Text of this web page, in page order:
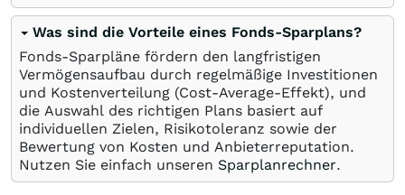
Was sind die Vorteile eines Fonds-Sparplans?
Fonds-Sparpläne fördern den langfristigen
Vermögensaufbau durch regelmäßige Investitionen
und Kostenverteilung (Cost-Average-Effekt), und
die Auswahl des richtigen Plans basiert auf
individuellen Zielen, Risikotoleranz sowie der
Bewertung von Kosten und Anbieterreputation.
Nutzen Sie einfach unseren Sparplanrechner.